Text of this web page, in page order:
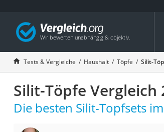
Tests & Vergleiche Haushalt Töpfe Silit-
Silit-Töpfe Vergleich
Die besten Silit-Topfsets